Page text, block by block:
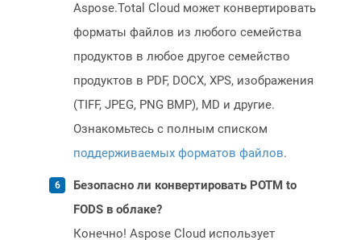
Aspose.Total Cloud может конвертировать
форматы файлов из любого семейства
продуктов в любое другое семейство
продуктов в PDF, DOCX, XPS, изображения
(TIFF, JPEG, PNG BMP), MD и другие.
Ознакомьтесь с полным списком
поддерживаемых форматов файлов.
Безопасно ли конвертировать POTM to
FODS в облаке?
Конечно! Aspose Cloud использует